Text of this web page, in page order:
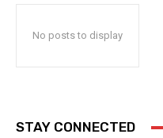
No posts to display
STAY CONNECTED